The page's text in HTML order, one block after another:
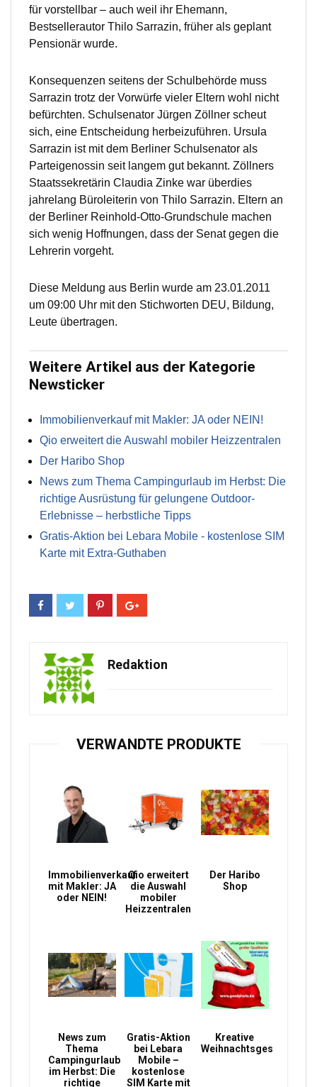
für vorstellbar – auch weil ihr Ehemann,
Bestsellerautor Thilo Sarrazin, früher als geplant
Pensionär wurde.
Konsequenzen seitens der Schulbehörde muss
Sarrazin trotz der Vorwürfe vieler Eltern wohl nicht
befürchten. Schulsenator Jürgen Zöllner scheut
sich, eine Entscheidung herbeizuführen. Ursula
Sarrazin ist mit dem Berliner Schulsenator als
Parteigenossin seit langem gut bekannt. Zöllners
Staatssekretärin Claudia Zinke war überdies
jahrelang Büroleiterin von Thilo Sarrazin. Eltern an
der Berliner Reinhold-Otto-Grundschule machen
sich wenig Hoffnungen, dass der Senat gegen die
Lehrerin vorgeht.
Diese Meldung aus Berlin wurde am 23.01.2011
um 09:00 Uhr mit den Stichworten DEU, Bildung,
Leute übertragen.
Weitere Artikel aus der Kategorie
Newsticker
Immobilienverkauf mit Makler: JA oder NEIN!
Qio erweitert die Auswahl mobiler Heizzentralen
Der Haribo Shop
News zum Thema Campingurlaub im Herbst: Die
richtige Ausrüstung für gelungene Outdoor-
Erlebnisse – herbstliche Tipps
Gratis-Aktion bei Lebara Mobile - kostenlose SIM
Karte mit Extra-Guthaben
Redaktion
VERWANDTE PRODUKTE
Immobilienverkauf
mit Makler: JA
oder NEIN!
Qio erweitert
die Auswahl
mobiler
Heizzentralen
Der Haribo
Shop
News zum
Thema
Campingurlaub
im Herbst: Die
richtige
Gratis-Aktion
bei Lebara
Mobile –
kostenlose
SIM Karte mit
Kreative
Weihnachtsgeschenke